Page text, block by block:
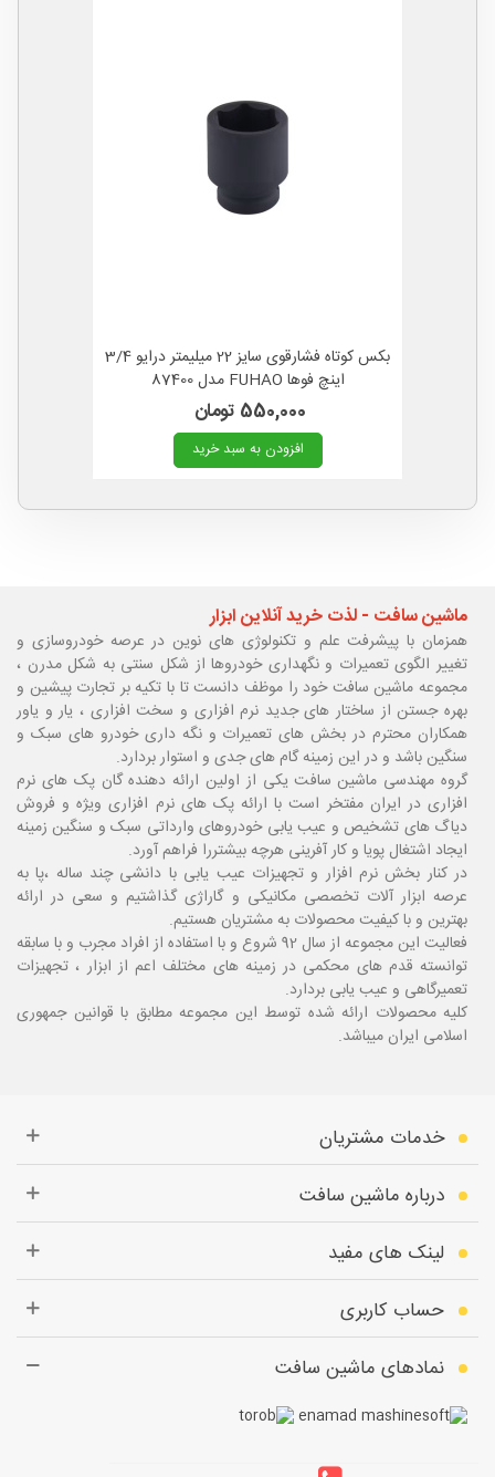
بکس کوتاه فشارقوی سایز 22 میلیمتر درایو 3/4
اینچ فوها FUHAO مدل 87400
550,000 تومان
افزودن به سبد خرید
ماشین سافت - لذت خرید آنلاین ابزار
همزمان با پیشرفت علم و تکنولوژی های نوین در عرصه خودروسازی و
تغییر الگوی تعمیرات و نگهداری خودروها از شکل سنتی به شکل مدرن ،
مجموعه ماشین سافت خود را موظف دانست تا با تکیه بر تجارت پیشین و
بهره جستن از ساختار های جدید نرم افزاری و سخت افزاری ، یار و یاور
همکاران محترم در بخش های تعمیرات و نگه داری خودرو های سبک و
سنگین باشد و در این زمینه گام های جدی و استوار بردارد.
گروه مهندسی ماشین سافت یکی از اولین ارائه دهنده گان پک های نرم
افزاری در ایران مفتخر است با ارائه پک های نرم افزاری ویژه و فروش
دیاگ های تشخیص و عیب یابی خودروهای وارداتی سبک و سنگین زمینه
ایجاد اشتغال پویا و کار آفرینی هرچه بیشتررا فراهم آورد.
در کنار بخش نرم افزار و تجهیزات عیب یابی با دانشی چند ساله ،پا به
عرصه ابزار آلات تخصصی مکانیکی و گاراژی گذاشتیم و سعی در ارائه
بهترین و با کیفیت محصولات به مشتریان هستیم.
فعالیت این مجموعه از سال 92 شروع و با استفاده از افراد مجرب و با سابقه
توانسته قدم های محکمی در زمینه های مختلف اعم از ابزار ، تجهیزات
تعمیرگاهی و عیب یابی بردارد.
کلیه محصولات ارائه شده توسط این مجموعه مطابق با قوانین جمهوری
اسلامی ایران میباشد.
خدمات مشتریان
درباره ماشین سافت
لینک های مفید
حساب کاربری
نمادهای ماشین سافت